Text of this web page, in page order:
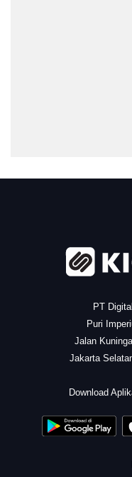
PT
Puri
Jalan
Jakarta
Download